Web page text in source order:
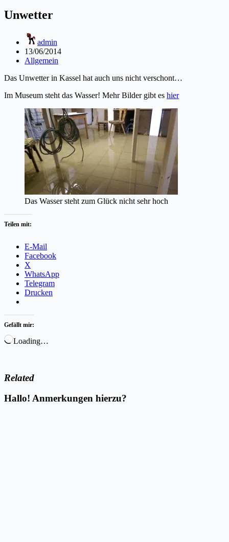
Unwetter
admin
13/06/2014
Allgemein
Das Unwetter in Kassel hat auch uns nicht verschont…
Im Museum steht das Wasser! Mehr Bilder gibt es hier
Das Wasser steht zum Glück nicht sehr hoch
Teilen mit:
E-Mail
Facebook
X
WhatsApp
Telegram
Drucken
Gefällt mir:
Loading…
Related
Hallo! Anmerkungen hierzu?